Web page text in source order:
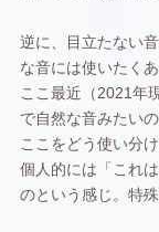
逆に、目立たない
な音には使いたくあ
ここ最近（2021年
で自然な音みたいの
ここをどう使い分
個人的には「これ
のという感じ。特殊